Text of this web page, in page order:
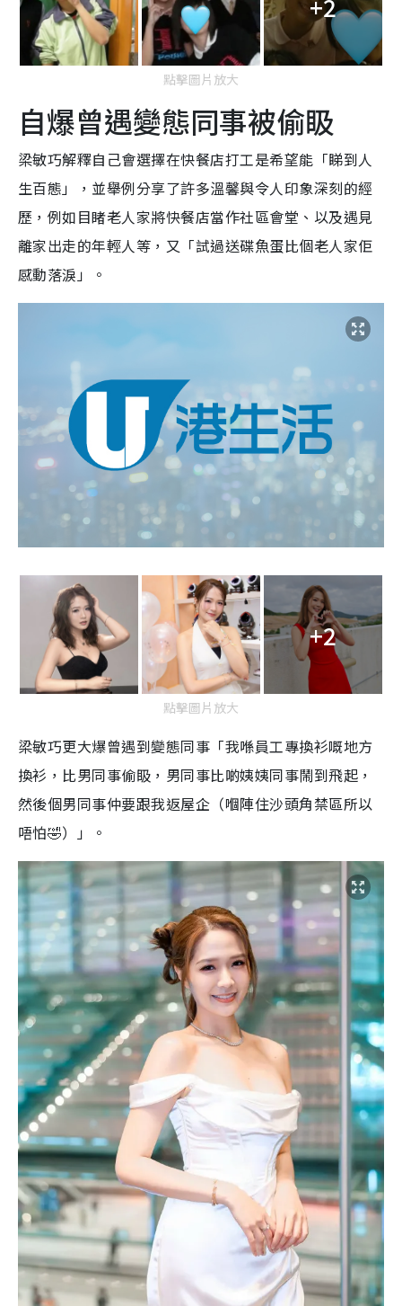
點擊圖片放大
自爆曾遇變態同事被偷𥄫
梁敏巧解釋自己會選擇在快餐店打工是希望能「睇到人
生百態」，並舉例分享了許多溫馨與令人印象深刻的經
歷，例如目睹老人家將快餐店當作社區會堂、以及遇見
離家出走的年輕人等，又「試過送碟魚蛋比個老人家佢
感動落淚」。
+2
點擊圖片放大
梁敏巧更大爆曾遇到變態同事「我喺員工專換衫嘅地方
換衫，比男同事偷𥄫，男同事比啲姨姨同事鬧到飛起，
然後個男同事仲要跟我返屋企（嗰陣住沙頭角禁區所以
唔怕🤣）」。